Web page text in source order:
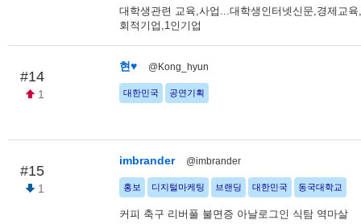
대학생관련 교육,사업...대학생인터넷신문,경제교
회적기업,1인기업
#14
1
현♥ @Kong_hyun
대한민국 공연기획
#15
1
imbrander @imbrander
홍보 디지털마케팅 브랜딩 대한민국 동국대학교
커피 축구 리버풀 불면증 아날로그인 식탐 역마살